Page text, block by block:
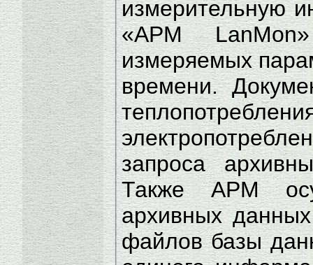
измерительную
«АРМ
измеряемых
времени.
запроса
Также АРМ
архивных
файлов базы